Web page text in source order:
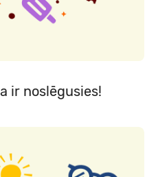
ir noslēgusies!